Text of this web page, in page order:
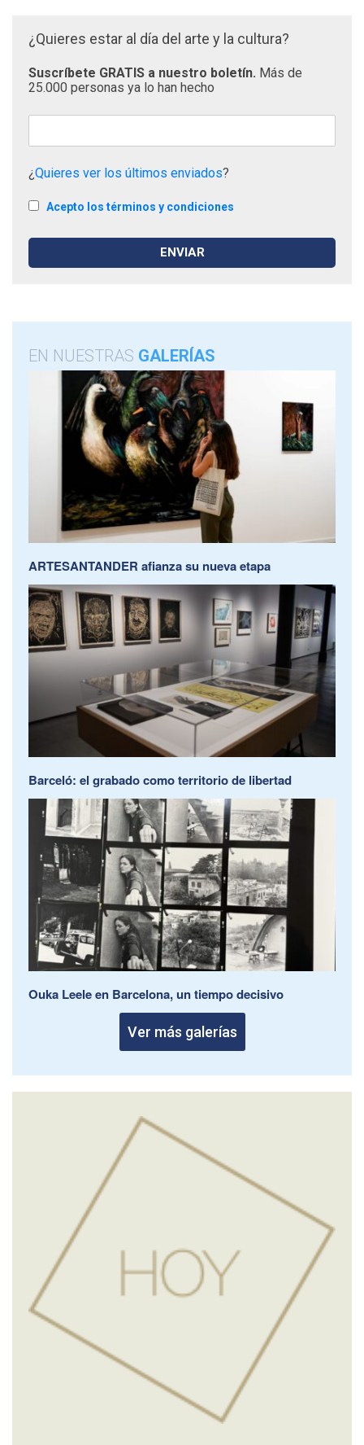
¿Quieres estar al día del arte y la cultura?
Suscríbete GRATIS a nuestro boletín. Más de
25.000 personas ya lo han hecho
¿Quieres ver los últimos enviados?
Acepto los términos y condiciones
EN NUESTRAS GALERÍAS
ARTESANTANDER afianza su nueva etapa
Barceló: el grabado como territorio de libertad
Ouka Leele en Barcelona, un tiempo decisivo
Ver más galerías